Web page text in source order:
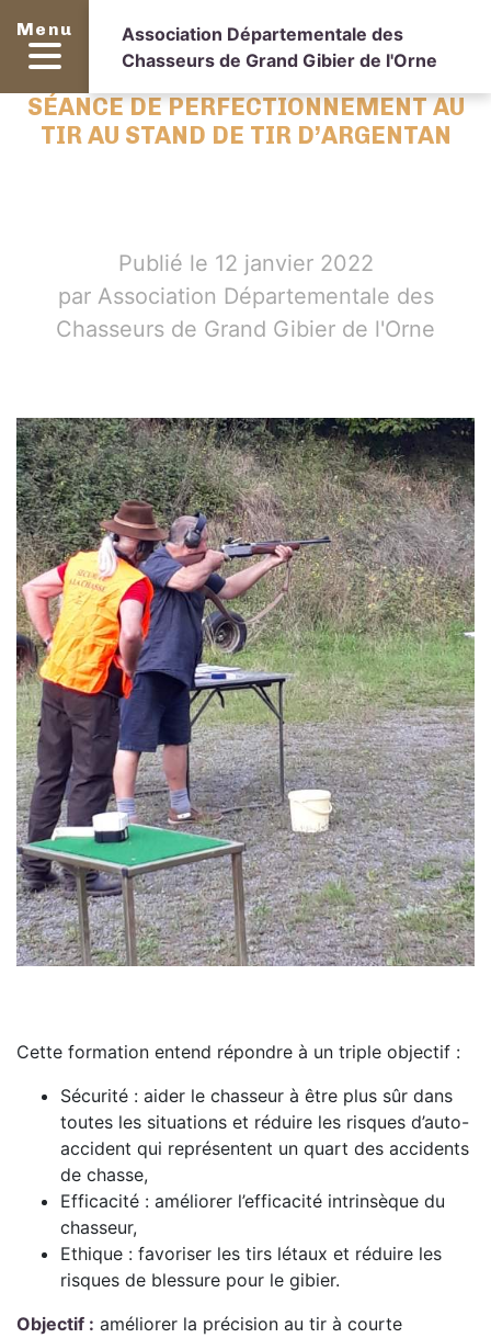
Menu
Association Départementale des
Chasseurs de Grand Gibier de l'Orne
SÉANCE DE PERFECTIONNEMENT AU
TIR AU STAND DE TIR D’ARGENTAN
Publié le 12 janvier 2022
par Association Départementale des
Chasseurs de Grand Gibier de l'Orne
Cette formation entend répondre à un triple objectif :
Sécurité : aider le chasseur à être plus sûr dans
toutes les situations et réduire les risques d’auto-
accident qui représentent un quart des accidents
de chasse,
Efficacité : améliorer l’efficacité intrinsèque du
chasseur,
Ethique : favoriser les tirs létaux et réduire les
risques de blessure pour le gibier.
Objectif : améliorer la précision au tir à courte